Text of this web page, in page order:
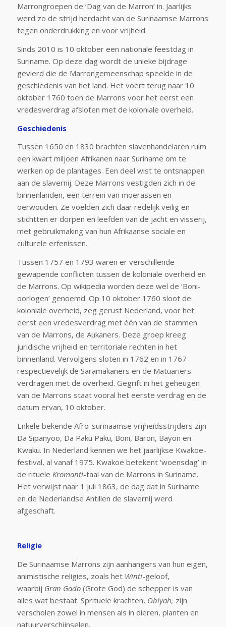
Marrongroepen de ‘Dag van de Marron’ in. Jaarlijks
werd zo de strijd herdacht van de Surinaamse Marrons
tegen onderdrukking en voor vrijheid.
Sinds 2010 is 10 oktober een nationale feestdag in
Suriname. Op deze dag wordt de unieke bijdrage
gevierd die de Marrongemeenschap speelde in de
geschiedenis van het land. Het voert terug naar 10
oktober 1760 toen de Marrons voor het eerst een
vredesverdrag afsloten met de koloniale overheid.
Geschiedenis
Tussen 1650 en 1830 brachten slavenhandelaren ruim
een kwart miljoen Afrikanen naar Suriname om te
werken op de plantages. Een deel wist te ontsnappen
aan de slavernij. Deze Marrons vestigden zich in de
binnenlanden, een terrein van moerassen en
oerwouden. Ze voelden zich daar redelijk veilig en
stichtten er dorpen en leefden van de jacht en visserij,
met gebruikmaking van hun Afrikaanse sociale en
culturele erfenissen.
Tussen 1757 en 1793 waren er verschillende
gewapende conflicten tussen de koloniale overheid en
de Marrons. Op wikipedia worden deze wel de ‘Boni-
oorlogen’ genoemd. Op 10 oktober 1760 sloot de
koloniale overheid, zeg gerust Nederland, voor het
eerst een vredesverdrag met één van de stammen
van de Marrons, de Aukaners. Deze groep kreeg
juridische vrijheid en territoriale rechten in het
binnenland. Vervolgens sloten in 1762 en in 1767
respectievelijk de Saramakaners en de Matuariërs
verdragen met de overheid. Gegrift in het geheugen
van de Marrons staat vooral het eerste verdrag en de
datum ervan, 10 oktober.
Enkele bekende Afro-surinaamse vrijheidsstrijders zijn
Da Sipanyoo, Da Paku Paku, Boni, Baron, Bayon en
Kwaku. In Nederland kennen we het jaarlijkse Kwakoe-
festival, al vanaf 1975. Kwakoe betekent ‘woensdag’ in
de rituele Kromanti-taal van de Marrons in Suriname.
Het verwijst naar 1 juli 1863, de dag dat in Suriname
en de Nederlandse Antillen de slavernij werd
afgeschaft.
Religie
De Surinaamse Marrons zijn aanhangers van hun eigen,
animistische religies, zoals het Winti-geloof,
waarbij Gran Gado(Grote God) de schepper is van
alles wat bestaat. Sprituele krachten, Obiyah, zijn
verscholen zowel in mensen als in dieren, planten en
natuurverschijnselen.